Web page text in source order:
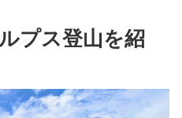
プス登山を紹